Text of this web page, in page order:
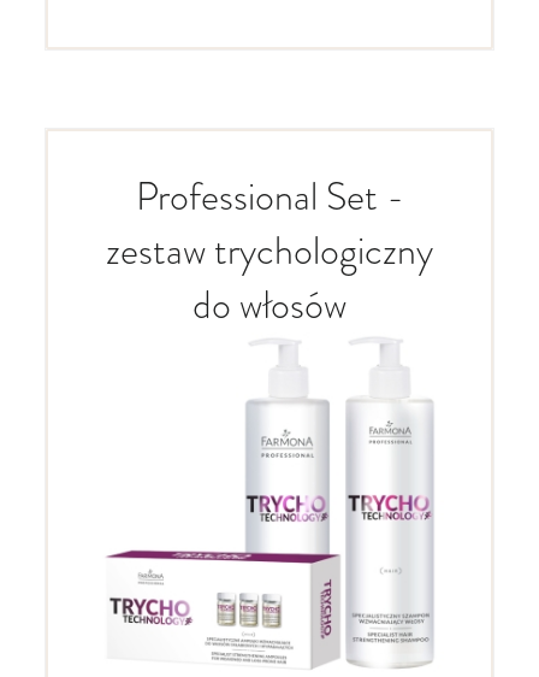
Professional Set -
zestaw trychologiczny
do włosów